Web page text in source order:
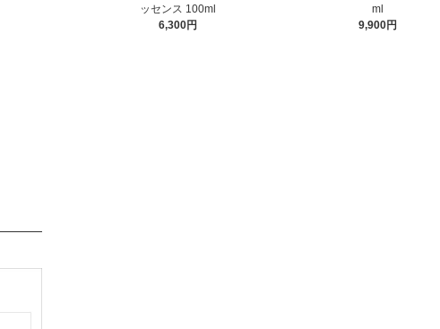
ッセンス 100ml
6,300円
ml
9,900円